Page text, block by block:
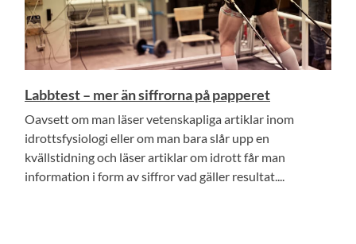
Labbtest – mer än siffrorna på papperet
Oavsett om man läser vetenskapliga artiklar inom
idrottsfysiologi eller om man bara slår upp en
kvällstidning och läser artiklar om idrott får man
information i form av siffror vad gäller resultat....